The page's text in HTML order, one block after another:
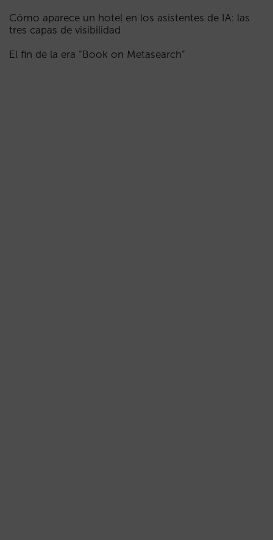
Cómo aparece un hotel en los asistentes de IA: las
tres capas de visibilidad
El fin de la era “Book on Metasearch”